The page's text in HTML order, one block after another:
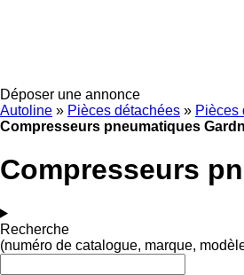
Déposer une annonce
Autoline » Pièces détachées » Pièces
Compresseurs pneumatiques
Compresseurs
Recherche
(numéro de catalogue, marque,